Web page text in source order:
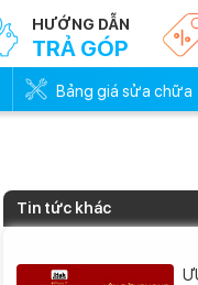
HƯỚNG DẪN
TRẢ GÓP
Bảng giá sửa chữa
Tin tức khác